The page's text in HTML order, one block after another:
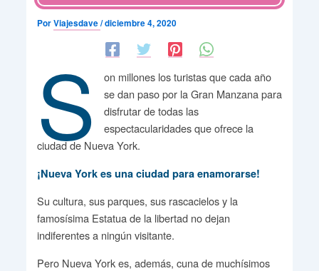
PorViajesdave/diciembre 4, 2020
S
on millones los turistas que cada año
se dan paso por la Gran Manzana para
disfrutar de todas las
espectacularidades que ofrece la
ciudad de Nueva York.
¡Nueva York es una ciudad para enamorarse!
Su cultura, sus parques, sus rascacielos y la
famosísima Estatua de la libertad no dejan
indiferentes a ningún visitante.
Pero Nueva York es, además, cuna de muchísimos